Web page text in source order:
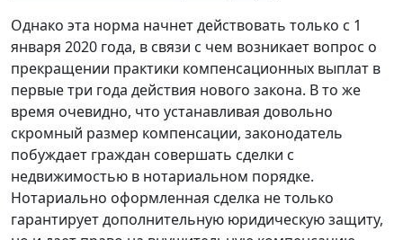
Однако эта норма начнет действовать только с 1
января 2020 года, в связи с чем возникает вопрос о
прекращении практики компенсационных выплат в
первые три года действия нового закона. В то же
время очевидно, что устанавливая довольно
скромный размер компенсации, законодатель
побуждает граждан совершать сделки с
недвижимостью в нотариальном порядке.
Нотариально оформленная сделка не только
гарантирует дополнительную юридическую защиту,